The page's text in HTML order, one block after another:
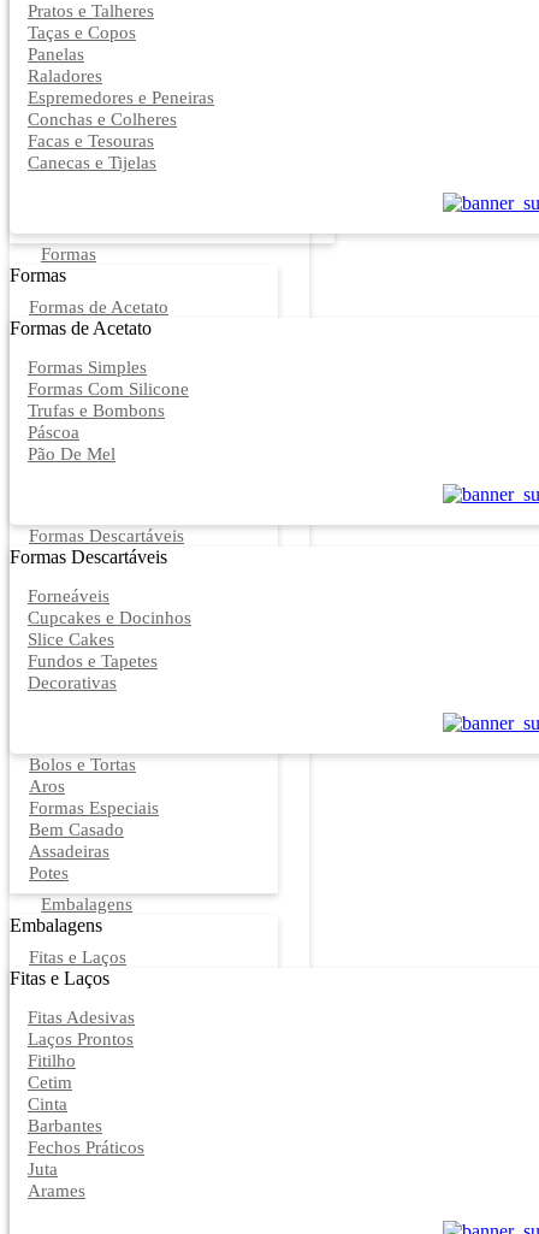
Pratos e Talheres
Taças e Copos
Panelas
Raladores
Espremedores e Peneiras
Conchas e Colheres
Facas e Tesouras
Canecas e Tijelas
Formas
Formas
Formas de Acetato
Formas de Acetato
Formas Simples
Formas Com Silicone
Trufas e Bombons
Páscoa
Pão De Mel
Formas Descartáveis
Formas Descartáveis
Forneáveis
Cupcakes e Docinhos
Slice Cakes
Fundos e Tapetes
Decorativas
Bolos e Tortas
Aros
Formas Especiais
Bem Casado
Assadeiras
Potes
Embalagens
Embalagens
Fitas e Laços
Fitas e Laços
Fitas Adesivas
Laços Prontos
Fitilho
Cetim
Cinta
Barbantes
Fechos Práticos
Juta
Arames